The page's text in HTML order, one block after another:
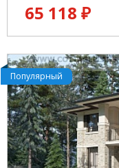
65 118 ₽
Популярный